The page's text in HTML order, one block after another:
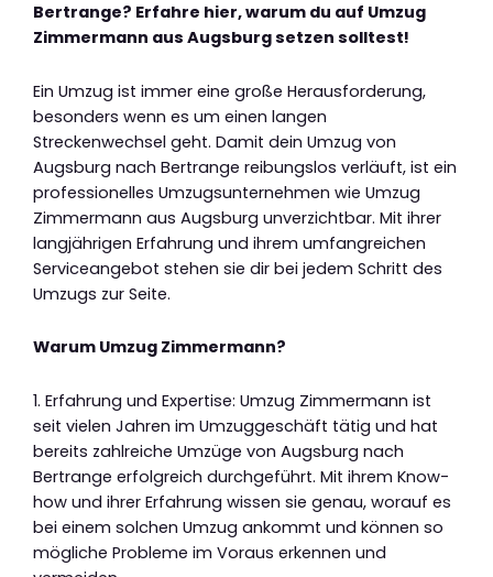
Bertrange? Erfahre hier, warum du auf Umzug
Zimmermann aus Augsburg setzen solltest!
Ein Umzug ist immer eine große Herausforderung,
besonders wenn es um einen langen
Streckenwechsel geht. Damit dein Umzug von
Augsburg nach Bertrange reibungslos verläuft, ist ein
professionelles Umzugsunternehmen wie Umzug
Zimmermann aus Augsburg unverzichtbar. Mit ihrer
langjährigen Erfahrung und ihrem umfangreichen
Serviceangebot stehen sie dir bei jedem Schritt des
Umzugs zur Seite.
Warum Umzug Zimmermann?
1. Erfahrung und Expertise: Umzug Zimmermann ist
seit vielen Jahren im Umzuggeschäft tätig und hat
bereits zahlreiche Umzüge von Augsburg nach
Bertrange erfolgreich durchgeführt. Mit ihrem Know-
how und ihrer Erfahrung wissen sie genau, worauf es
bei einem solchen Umzug ankommt und können so
mögliche Probleme im Voraus erkennen und